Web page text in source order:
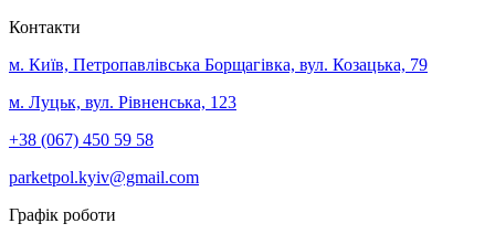
Контакти
м. Київ, Петропавлівська Борщагівка, вул. Козацька, 79
м. Луцьк, вул. Рівненська, 123
+38 (067) 450 59 58
parketpol.kyiv@gmail.com
Графік роботи